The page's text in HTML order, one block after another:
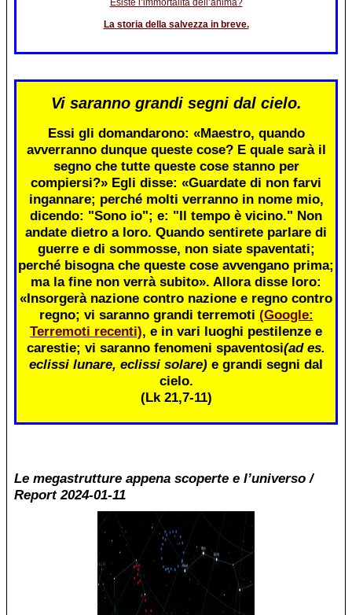
Esiste l’immortalità dell’anima?
La storia della salvezza in breve.
Vi saranno grandi segni dal cielo.
Essi gli domandarono: «Maestro, quando
avverranno dunque queste cose? E quale sarà il
segno che tutte queste cose stanno per
compiersi?» Egli disse: «Guardate di non farvi
ingannare; perché molti verranno in nome mio,
dicendo: "Sono io"; e: "Il tempo è vicino." Non
andate dietro a loro. Quando sentirete parlare di
guerre e di sommosse, non siate spaventati;
perché bisogna che queste cose avvengano prima;
ma la fine non verrà subito». Allora disse loro:
«Insorgerà nazione contro nazione e regno contro
regno; vi saranno grandi terremoti (Google:
Terremoti recenti), e in vari luoghi pestilenze e
carestie; vi saranno fenomeni spaventosi(ad es.
eclissi lunare, eclissi solare) e grandi segni dal
cielo.
(Lk 21,7-11)
Le megastrutture appena scoperte e l’universo /
Report 2024-01-11